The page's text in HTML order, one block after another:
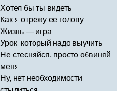
Хотел бы ты видеть
Как я отрежу ее голову
Жизнь — игра
Урок, который надо выучить
Не стесняйся, просто обвиняй
меня
Ну, нет необходимости